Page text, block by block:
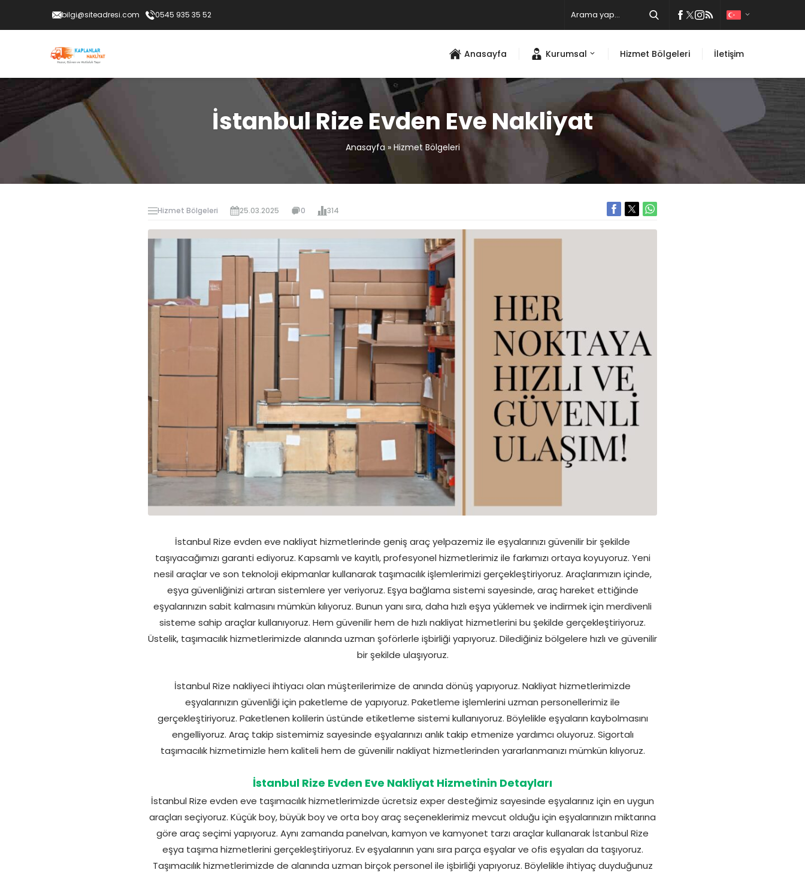
bilgi@siteadresi.com 0545 935 35 52
Anasayfa Kurumsal Hizmet Bölgeleri İletişim
İstanbul Rize Evden Eve Nakliyat
Anasayfa» Hizmet Bölgeleri
Hizmet Bölgeleri 25.03.2025 0 314
İstanbul Rize evden eve nakliyat hizmetlerinde geniş araç yelpazemiz ile eşyalarınızı güvenilir bir şekilde
taşıyacağımızı garanti ediyoruz. Kapsamlı ve kayıtlı, profesyonel hizmetlerimiz ile farkımızı ortaya koyuyoruz. Yeni
nesil araçlar ve son teknoloji ekipmanlar kullanarak taşımacılık işlemlerimizi gerçekleştiriyoruz. Araçlarımızın içinde,
eşya güvenliğinizi artıran sistemlere yer veriyoruz. Eşya bağlama sistemi sayesinde, araç hareket ettiğinde
eşyalarınızın sabit kalmasını mümkün kılıyoruz. Bunun yanı sıra, daha hızlı eşya yüklemek ve indirmek için merdivenli
sisteme sahip araçlar kullanıyoruz. Hem güvenilir hem de hızlı nakliyat hizmetlerini bu şekilde gerçekleştiriyoruz.
Üstelik, taşımacılık hizmetlerimizde alanında uzman şoförlerle işbirliği yapıyoruz. Dilediğiniz bölgelere hızlı ve güvenilir
bir şekilde ulaşıyoruz.
İstanbul Rize nakliyeci ihtiyacı olan müşterilerimize de anında dönüş yapıyoruz. Nakliyat hizmetlerimizde
eşyalarınızın güvenliği için paketleme de yapıyoruz. Paketleme işlemlerini uzman personellerimiz ile
gerçekleştiriyoruz. Paketlenen kolilerin üstünde etiketleme sistemi kullanıyoruz. Böylelikle eşyaların kaybolmasını
engelliyoruz. Araç takip sistemimiz sayesinde eşyalarınızı anlık takip etmenize yardımcı oluyoruz. Sigortalı
taşımacılık hizmetimizle hem kaliteli hem de güvenilir nakliyat hizmetlerinden yararlanmanızı mümkün kılıyoruz.
İstanbul Rize Evden Eve Nakliyat Hizmetinin Detayları
İstanbul Rize evden eve taşımacılık hizmetlerimizde ücretsiz exper desteğimiz sayesinde eşyalarınız için en uygun
araçları seçiyoruz. Küçük boy, büyük boy ve orta boy araç seçeneklerimiz mevcut olduğu için eşyalarınızın miktarına
göre araç seçimi yapıyoruz. Aynı zamanda panelvan, kamyon ve kamyonet tarzı araçlar kullanarak İstanbul Rize
eşya taşıma hizmetlerini gerçekleştiriyoruz. Ev eşyalarının yanı sıra parça eşyalar ve ofis eşyaları da taşıyoruz.
Taşımacılık hizmetlerimizde de alanında uzman birçok personel ile işbirliği yapıyoruz. Böylelikle ihtiyaç duyduğunuz